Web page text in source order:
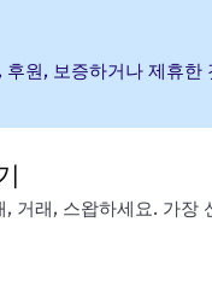
원, 보증하거나 제휴
거래, 스왑하세요. 가장